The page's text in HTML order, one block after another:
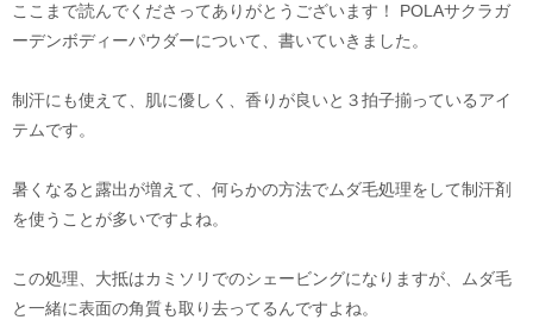
ここまで読んでくださってありがとうございます！ POLAサクラガ
ーデンボディーパウダーについて、書いていきました。
制汗にも使えて、肌に優しく、香りが良いと３拍子揃っているアイ
テムです。
暑くなると露出が増えて、何らかの方法でムダ毛処理をして制汗剤
を使うことが多いですよね。
この処理、大抵はカミソリでのシェービングになりますが、ムダ毛
と一緒に表面の角質も取り去ってるんですよね。